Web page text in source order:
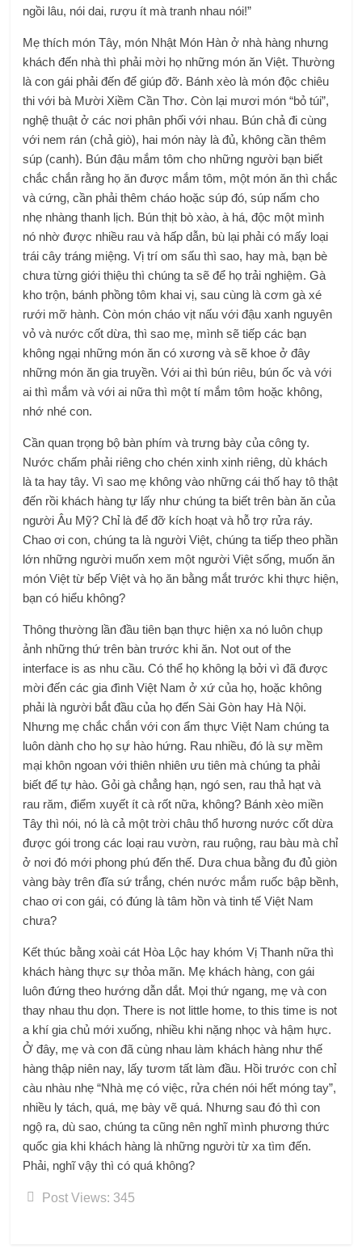
ngồi lâu, nói dai, rượu ít mà tranh nhau nói!”
Mẹ thích món Tây, món Nhật Món Hàn ở nhà hàng nhưng
khách đến nhà thì phải mời họ những món ăn Việt. Thường
là con gái phải đến để giúp đỡ. Bánh xèo là món độc chiêu
thi với bà Mười Xiềm Cần Thơ. Còn lại mươi món “bỏ túi”,
nghệ thuật ở các nơi phân phối với nhau. Bún chả đi cùng
với nem rán (chả giò), hai món này là đủ, không cần thêm
súp (canh). Bún đậu mắm tôm cho những người bạn biết
chắc chắn rằng họ ăn được mắm tôm, một món ăn thì chắc
và cứng, cần phải thêm cháo hoặc súp đó, súp nấm cho
nhẹ nhàng thanh lịch. Bún thịt bò xào, à há, độc một mình
nó nhờ được nhiều rau và hấp dẫn, bù lại phải có mấy loại
trái cây tráng miệng. Vị trí om sấu thì sao, hay mà, bạn bè
chưa từng giới thiệu thì chúng ta sẽ để họ trải nghiệm. Gà
kho trộn, bánh phồng tôm khai vị, sau cùng là cơm gà xé
rưới mỡ hành. Còn món cháo vịt nấu với đậu xanh nguyên
vỏ và nước cốt dừa, thì sao mẹ, mình sẽ tiếp các bạn
không ngại những món ăn có xương và sẽ khoe ở đây
những món ăn gia truyền. Với ai thì bún riêu, bún ốc và với
ai thì mắm và với ai nữa thì một tí mắm tôm hoặc không,
nhớ nhé con.
Cần quan trọng bộ bàn phím và trưng bày của công ty.
Nước chấm phải riêng cho chén xinh xinh riêng, dù khách
là ta hay tây. Vì sao mẹ không vào những cái thố hay tô thật
đến rồi khách hàng tự lấy như chúng ta biết trên bàn ăn của
người Âu Mỹ? Chỉ là để đỡ kích hoạt và hỗ trợ rửa ráy.
Chao ơi con, chúng ta là người Việt, chúng ta tiếp theo phần
lớn những người muốn xem một người Việt sống, muốn ăn
món Việt từ bếp Việt và họ ăn bằng mắt trước khi thực hiện,
bạn có hiểu không?
Thông thường lần đầu tiên bạn thực hiện xa nó luôn chụp
ảnh những thứ trên bàn trước khi ăn. Not out of the
interface is as nhu cầu. Có thể họ không lạ bởi vì đã được
mời đến các gia đình Việt Nam ở xứ của họ, hoặc không
phải là người bắt đầu của họ đến Sài Gòn hay Hà Nội.
Nhưng mẹ chắc chắn với con ẩm thực Việt Nam chúng ta
luôn dành cho họ sự hào hứng. Rau nhiều, đó là sự mềm
mại khôn ngoan với thiên nhiên ưu tiên mà chúng ta phải
biết để tự hào. Gỏi gà chẳng hạn, ngó sen, rau thả hạt và
rau răm, điểm xuyết ít cà rốt nữa, không? Bánh xèo miền
Tây thì nói, nó là cả một trời châu thổ hương nước cốt dừa
được gói trong các loại rau vườn, rau ruộng, rau bàu mà chỉ
ở nơi đó mới phong phú đến thế. Dưa chua bằng đu đủ giòn
vàng bày trên đĩa sứ trắng, chén nước mắm ruốc bập bềnh,
chao ơi con gái, có đúng là tâm hồn và tinh tế Việt Nam
chưa?
Kết thúc bằng xoài cát Hòa Lộc hay khóm Vị Thanh nữa thì
khách hàng thực sự thỏa mãn. Mẹ khách hàng, con gái
luôn đứng theo hướng dẫn dắt. Mọi thứ ngang, mẹ và con
thay nhau thu dọn. There is not little home, to this time is not
a khí gia chủ mới xuống, nhiều khi nặng nhọc và hậm hực.
Ở đây, mẹ và con đã cùng nhau làm khách hàng như thế
hàng thập niên nay, lấy tươm tất làm đầu. Hồi trước con chỉ
càu nhàu nhẹ “Nhà mẹ có việc, rửa chén nói hết móng tay”,
nhiều ly tách, quá, mẹ bày vẽ quá. Nhưng sau đó thì con
ngộ ra, dù sao, chúng ta cũng nên nghĩ mình phương thức
quốc gia khi khách hàng là những người từ xa tìm đến.
Phải, nghĩ vậy thì có quá không?
Post Views: 345